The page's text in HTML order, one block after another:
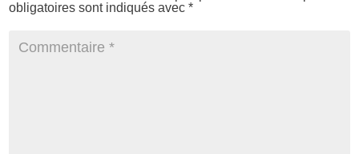
obligatoires sont indiqués avec*